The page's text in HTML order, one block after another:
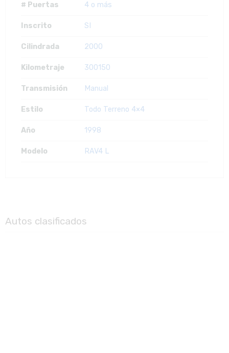
# Puertas 4 o más
Inscrito SI
Cilindrada 2000
Kilometraje 300150
Transmisión Manual
Estilo Todo Terreno 4×4
Año 1998
Modelo RAV4 L
Autos clasificados